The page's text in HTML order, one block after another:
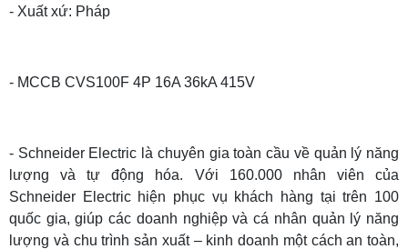
- Xuất xứ: Pháp
- MCCB CVS100F 4P 16A 36kA 415V
- Schneider Electric là chuyên gia toàn cầu về quản lý năng
lượng và tự động hóa. Với 160.000 nhân viên của
Schneider Electric hiện phục vụ khách hàng tại trên 100
quốc gia, giúp các doanh nghiệp và cá nhân quản lý năng
lượng và chu trình sản xuất – kinh doanh một cách an toàn,